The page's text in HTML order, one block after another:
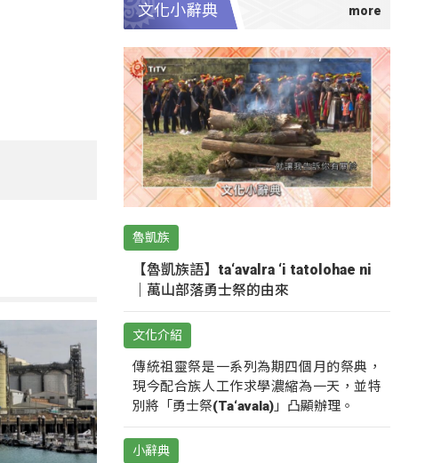
文化小辭典
魯凱族
【魯凱族語】ta‘avalra ‘i tatolohae ni
｜萬山部落勇士祭的由來
文化介紹
傳統祖靈祭是一系列為期四個月的祭典，
現今配合族人工作求學濃縮為一天，並特
別將「勇士祭(Ta‘avala)」凸顯辦理。
小辭典